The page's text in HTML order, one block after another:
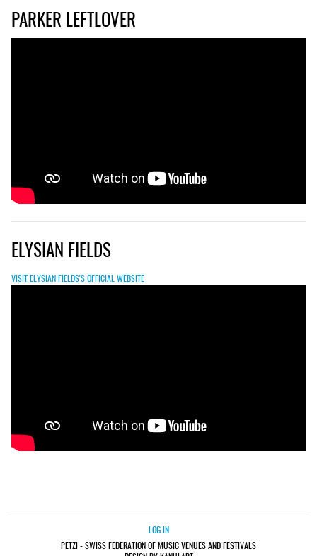
PARKER LEFTLOVER
ELYSIAN FIELDS
VISIT ELYSIAN FIELDS'S OFFICIAL WEBSITE
LOG IN
PETZI - SWISS FEDERATION OF MUSIC VENUES AND FESTIVALS